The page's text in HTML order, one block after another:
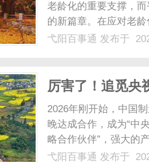
老龄化的重要支撑，
的新篇章。在应对老
革。2026年1月15日
弋阳百事通 发布于
厉害了！追觅央
定义高端旗舰电
2026年刚开始，中国
晚达成合作，成为“中
略合作伙伴”，强大的
么大的国家级品牌，
弋阳百事通 发布于